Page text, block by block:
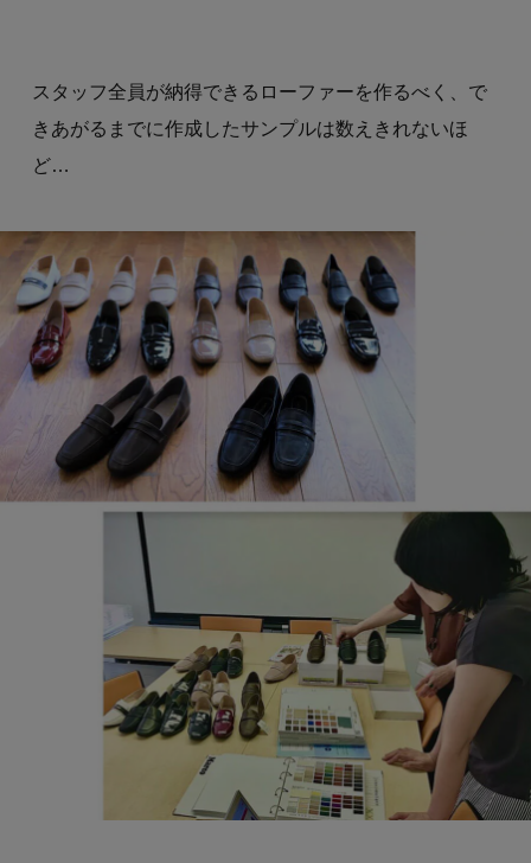
スタッフ全員が納得できるローファーを作るべく、で
きあがるまでに作成したサンプルは数えきれないほ
ど…